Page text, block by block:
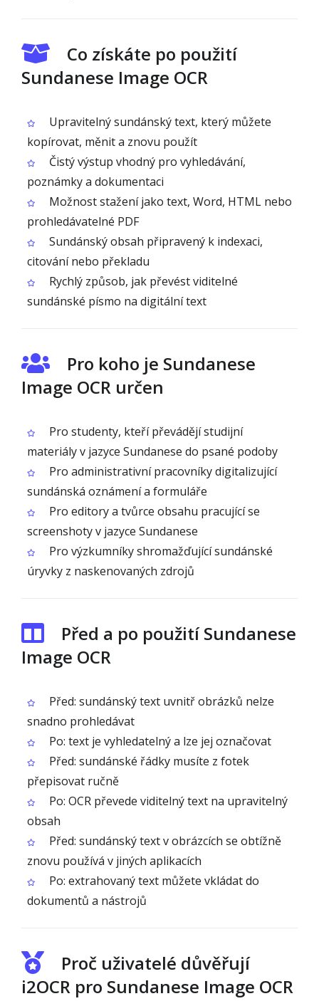
Co získáte po použití
Sundanese Image OCR
Upravitelný sundánský text, který můžete
kopírovat, měnit a znovu použít
Čistý výstup vhodný pro vyhledávání,
poznámky a dokumentaci
Možnost stažení jako text, Word, HTML nebo
prohledávatelné PDF
Sundánský obsah připravený k indexaci,
citování nebo překladu
Rychlý způsob, jak převést viditelné
sundánské písmo na digitální text
Pro koho je Sundanese
Image OCR určen
Pro studenty, kteří převádějí studijní
materiály v jazyce Sundanese do psané podoby
Pro administrativní pracovníky digitalizující
sundánská oznámení a formuláře
Pro editory a tvůrce obsahu pracující se
screenshoty v jazyce Sundanese
Pro výzkumníky shromažďující sundánské
úryvky z naskenovaných zdrojů
Před a po použití Sundanese
Image OCR
Před: sundánský text uvnitř obrázků nelze
snadno prohledávat
Po: text je vyhledatelný a lze jej označovat
Před: sundánské řádky musíte z fotek
přepisovat ručně
Po: OCR převede viditelný text na upravitelný
obsah
Před: sundánský text v obrázcích se obtížně
znovu používá v jiných aplikacích
Po: extrahovaný text můžete vkládat do
dokumentů a nástrojů
Proč uživatelé důvěřují
i2OCR pro Sundanese Image OCR